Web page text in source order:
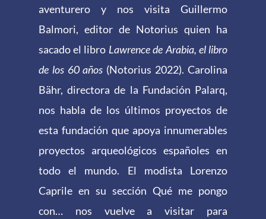
aventurero y nos visita Guillermo
Balmori, editor de Notorius quien ha
sacado el libro Lawrence de Arabia, el libro
de los 60 años (Notorius 2022). Carolina
Bähr, directora de la Fundación Palarq,
nos habla de los últimos proyectos de
esta fundación que apoya innumerables
proyectos arqueológicos españoles en
todo el mundo. El modista Lorenzo
Caprile en su sección Qué me pongo
con… nos vuelve a visitar para